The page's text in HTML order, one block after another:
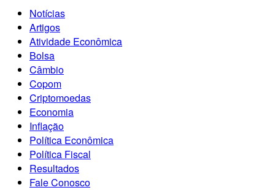
Notícias
Artigos
Atividade Econômica
Bolsa
Câmbio
Copom
Criptomoedas
Economia
Inflação
Política Econômica
Política Fiscal
Resultados
Fale Conosco